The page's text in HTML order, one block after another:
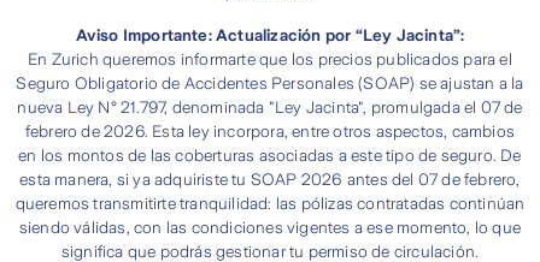
Aviso Importante: Actualización por “Ley Jacinta”:
En Zurich queremos informarte que los precios publicados para el
Seguro Obligatorio de Accidentes Personales (SOAP) se ajustan a la
nueva Ley N° 21.797, denominada "Ley Jacinta", promulgada el 07 de
febrero de 2026. Esta ley incorpora, entre otros aspectos, cambios
en los montos de las coberturas asociadas a este tipo de seguro. De
esta manera, si ya adquiriste tu SOAP 2026 antes del 07 de febrero,
queremos transmitirte tranquilidad: las pólizas contratadas continúan
siendo válidas, con las condiciones vigentes a ese momento, lo que
significa que podrás gestionar tu permiso de circulación.